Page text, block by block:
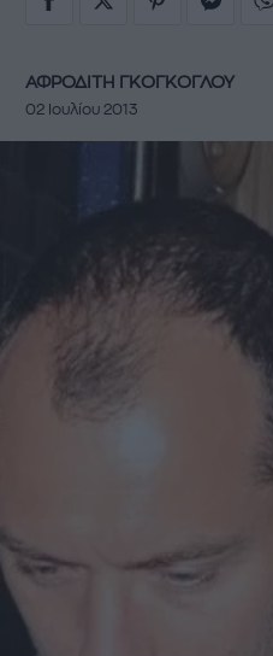
ΑΦΡΟΔΙΤΗ ΓΚΟΓΚΟΓΛΟΥ
02 Ιουλίου 2013